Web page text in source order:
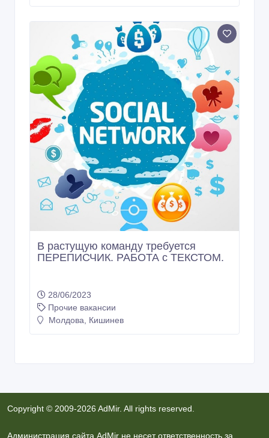
В растущую команду требуется
ПЕРЕПИСЧИК. РАБОТА с ТЕКСТОМ.
28/06/2023
Прочие вакансии
Молдова, Кишинев
Copyright © 2009-2026 AdMir. All rights reserved.
Администрация сайта AdMir не несет ответственность за